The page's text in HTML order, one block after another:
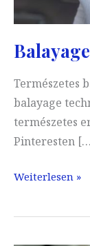
Természetes
balayage
természetes
Pinteresten
Balayage
Weiterlesen »